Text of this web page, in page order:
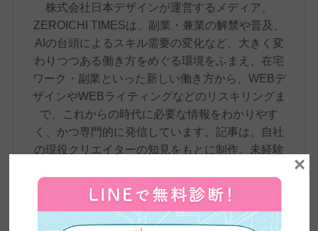
株式会社日本デザインが運営するメディア、
ZEROICHI TIMESは、副業・兼業の解禁や普及、
AIの台頭によるスキル需要の変化など、大きく変
わりつつある働き方をめぐる環境をふまえ、在宅
ワーク・副業といった新しい働き方から、WEBデ
ザインやWEBライティングなどのリスキリングま
で、これからの時代に必要な情報をわかりやす
く、かつ専門的に発信しています。記事は、自社
の現役クリエイターの知見をもとに制作。未経験
名超の卒業生の実体験や、実際のインタビューも
交えながら、スキル習得からキャリア形成まで、
学びのあらゆる段階で役立つ、正確で信頼性の高
×